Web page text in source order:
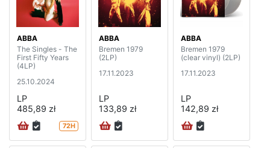
ABBA
The Singles - The
First Fifty Years
(4LP)
25.10.2024
LP
485,89 zł
72H
ABBA
Bremen 1979
(2LP)
17.11.2023
LP
133,89 zł
ABBA
Bremen 1979
(clear vinyl) (2LP)
17.11.2023
LP
142,89 zł